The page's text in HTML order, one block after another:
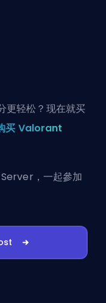
更轻松？现在就买
买 Valorant
，一起參加